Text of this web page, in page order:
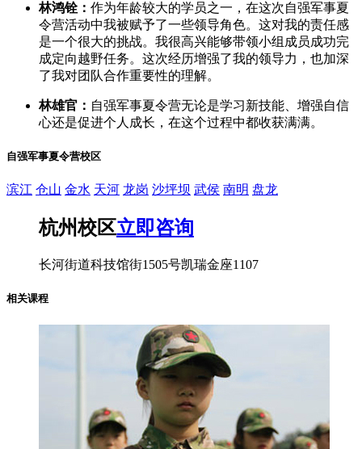
林鸿铨： 作为年龄较大的学员之一，在这次自强军事夏
令营活动中我被赋予了一些领导角色。这对我的责任感
是一个很大的挑战。我很高兴能够带领小组成员成功完
成定向越野任务。这次经历增强了我的领导力，也加深
了我对团队合作重要性的理解。
林雄官： 自强军事夏令营无论是学习新技能、增强自信
心还是促进个人成长，在这个过程中都收获满满。
自强军事夏令营校区
滨江 仓山 金水 天河 龙岗 沙坪坝 武侯 南明 盘龙
杭州校区立即咨询
长河街道科技馆街1505号凯瑞金座1107
相关课程